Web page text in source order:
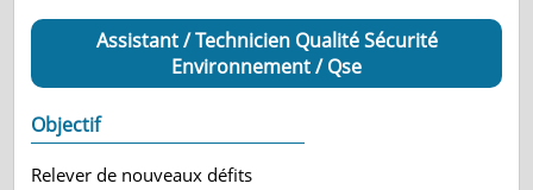
Assistant / Technicien Qualité Sécurité
Environnement / Qse
Objectif
Relever de nouveaux défits